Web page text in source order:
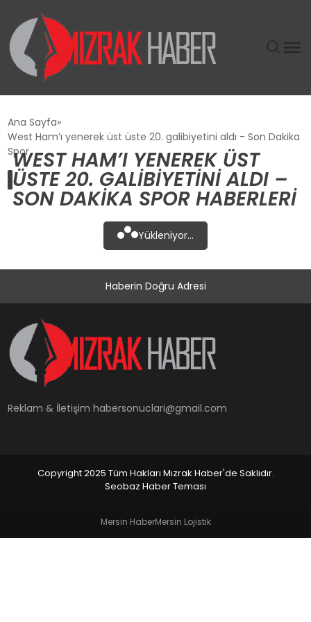
SIYASET
DÜNYA
YAŞAM
Ana Sayfa
West Ham’ı yenerek üst üste 20. galibiyetini aldı - Son Dakika
Spor
WEST HAM’I YENEREK ÜST
ÜSTE 20. GALIBIYETINI ALDI –
SON DAKIKA SPOR HABERLERI
Yükleniyor...
Haberin Doğru Adresi
Reklam & İletişimhabersonuclari@gmail.com
Copyright 2025 Tüm Hakları Mızrak Haber'de Saklıdır.
Seobaz Haber Teması
Mersin HaberMersin Lojistik